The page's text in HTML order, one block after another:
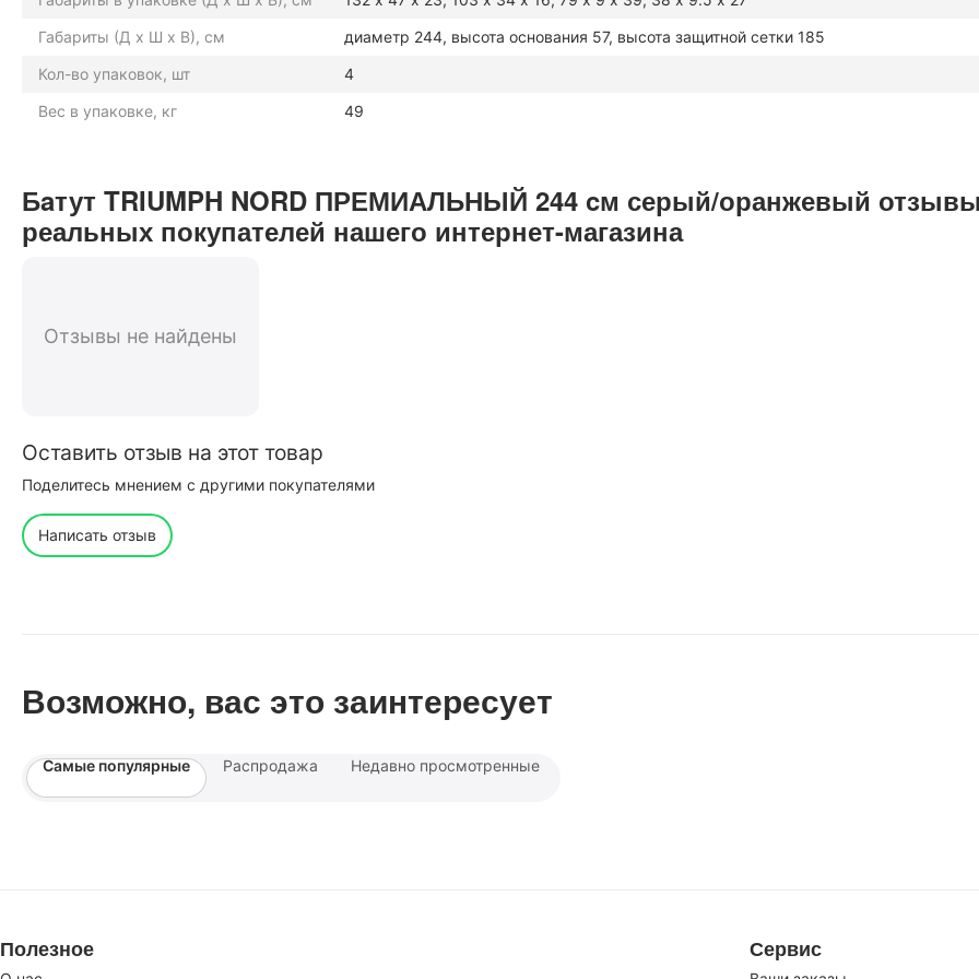
Габариты (Д х Ш х В), см
диаметр 244, высота основания 57, высота защитной сетки 185
Кол-во упаковок, шт
4
Вес в упаковке, кг
49
Бaтут TRIUMPH NORD ПРЕМИАЛЬНЫЙ 244 cм серый/оранжевый
реальных покупателей нашего интернет-магазина
Отзывы не найдены
Оставить отзыв на этот товар
Поделитесь мнением с другими покупателями
Написать отзыв
Возможно, вас это заинтересует
Самые популярные Распродажа Недавно просмотренные
Полезное Сервис